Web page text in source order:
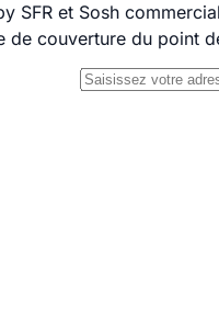
SFR et Sosh
de couverture du point